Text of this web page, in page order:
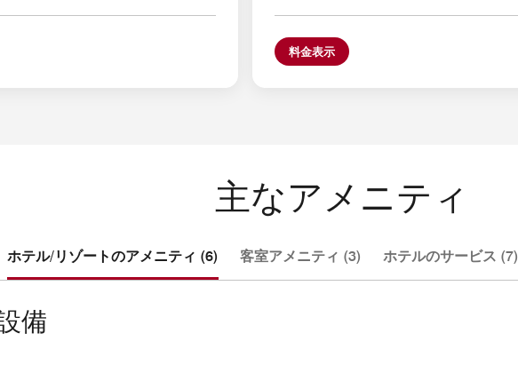
料金表示
主なアメニティ
ホテル/リゾートのアメニティ (6) 客室アメニティ (3) ホテルのサービス (7)
備